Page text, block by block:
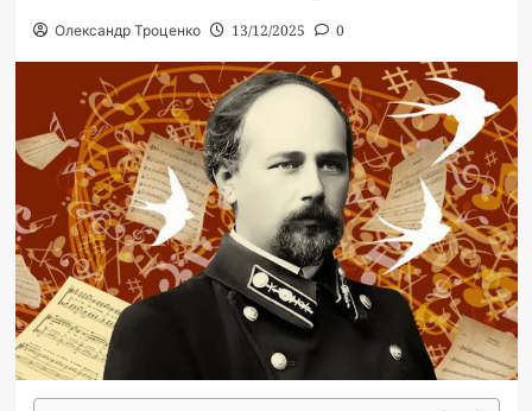
Олександр Троценко 13/12/2025 0